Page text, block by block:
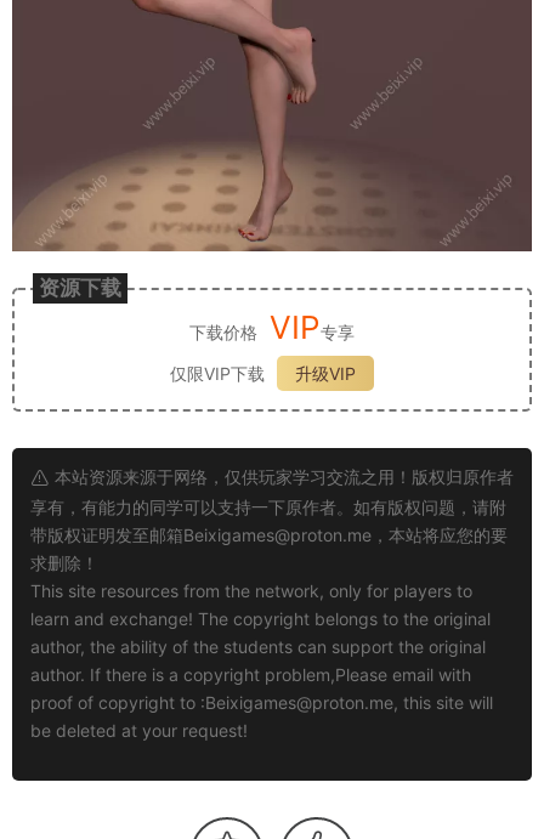
资源下载
下载价格 VIP专享
仅限VIP下载
升级VIP
本站资源来源于网络，仅供玩家学习交流之用！版权归原作者
享有，有能力的同学可以支持一下原作者。如有版权问题，请附
带版权证明发至邮箱Beixigames@proton.me ，本站将应您的要
求删除！
This site resources from the network, only for players to
learn and exchange! The copyright belongs to the original
author, the ability of the students can support the original
author. If there is a copyright problem,Please email with
proof of copyright to :Beixigames@proton.me, this site will
be deleted at your request!